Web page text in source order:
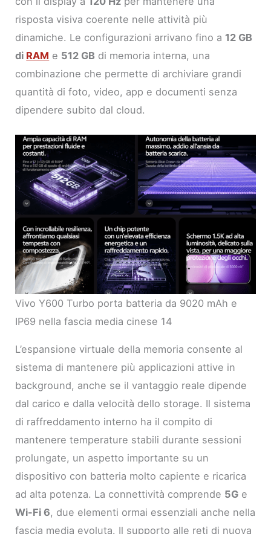
risposta visiva coerente nelle attività più
dinamiche. Le configurazioni arrivano fino a 12 GB
di RAM e 512 GB di memoria interna, una
combinazione che permette di archiviare grandi
quantità di foto, video, app e documenti senza
dipendere subito dal cloud.
Vivo Y600 Turbo porta batteria da 9020 mAh e
IP69 nella fascia media cinese 14
L’espansione virtuale della memoria consente al
sistema di mantenere più applicazioni attive in
background, anche se il vantaggio reale dipende
dal carico e dalla velocità dello storage. Il sistema
di raffreddamento interno ha il compito di
mantenere temperature stabili durante sessioni
prolungate, un aspetto importante su un
dispositivo con batteria molto capiente e ricarica
ad alta potenza. La connettività comprende 5G e
Wi-Fi 6, due elementi ormai essenziali anche nella
fascia media evoluta. Il supporto alle reti di nuova